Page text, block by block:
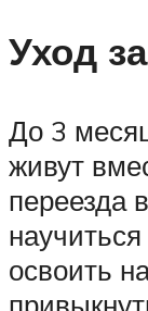
Уход
До 3
живут
переезда
освоить